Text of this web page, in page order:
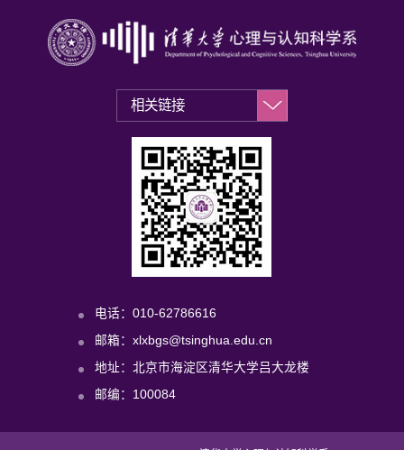
电话：010-62786616
邮箱：xlxbgs@tsinghua.edu.cn
地址：北京市海淀区清华大学吕大龙楼
邮编：100084